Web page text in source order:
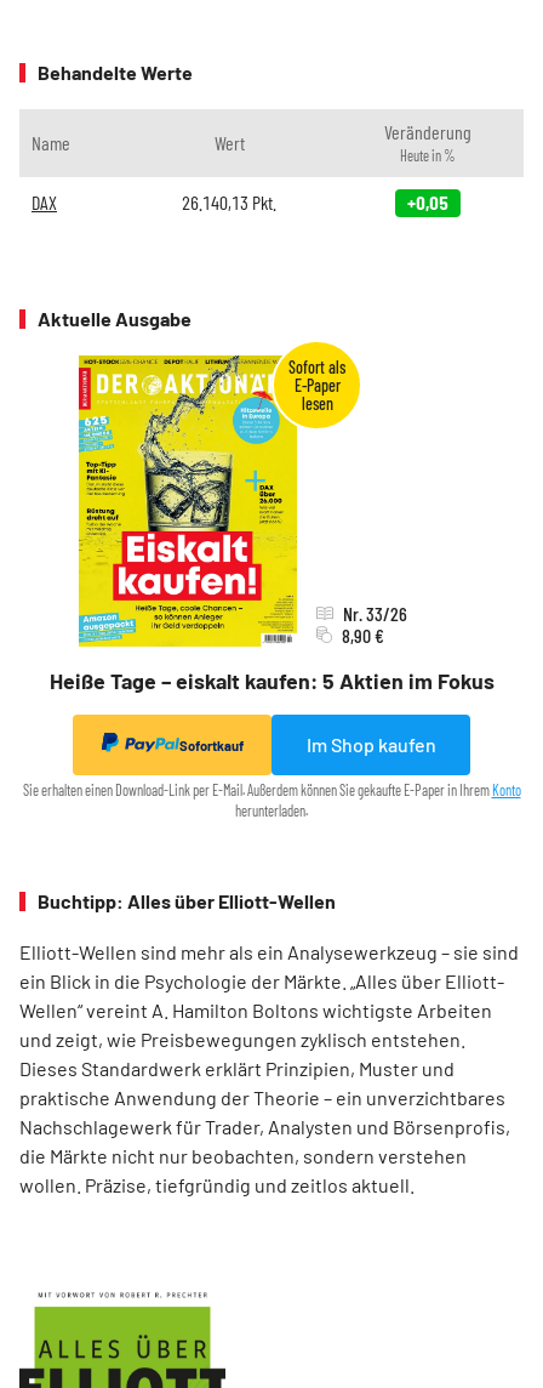
Behandelte Werte
Name Wert Veränderung
Heute in %
DAX 26.140,13 Pkt. +0,05
Aktuelle Ausgabe
Heiße Tage – eiskalt kaufen: 5 Aktien im Fokus
Nr. 33/26
8,90 €
Sofortkauf Im Shop kaufen
Sie erhalten einen Download-Link per E-Mail. Außerdem können Sie gekaufte E-Paper in Ihrem Konto
herunterladen.
Buchtipp: Alles über Elliott-Wellen
Elliott-Wellen sind mehr als ein Analysewerkzeug – sie sind
ein Blick in die Psychologie der Märkte. „Alles über Elliott-
Wellen“ vereint A. Hamilton Boltons wichtigste Arbeiten
und zeigt, wie Preisbewegungen zyklisch entstehen.
Dieses Standardwerk erklärt Prinzipien, Muster und
praktische Anwendung der Theorie – ein unverzichtbares
Nachschlagewerk für Trader, Analysten und Börsenprofis,
die Märkte nicht nur beobachten, sondern verstehen
wollen. Präzise, tiefgründig und zeitlos aktuell.